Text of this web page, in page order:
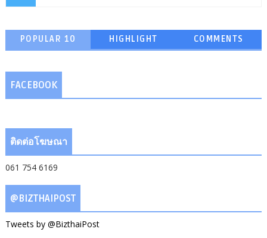
POPULAR 10 HIGHLIGHT COMMENTS
FACEBOOK
ติดต่อโฆษณา
061 754 6169
@BIZTHAIPOST
Tweets by @BizthaiPost